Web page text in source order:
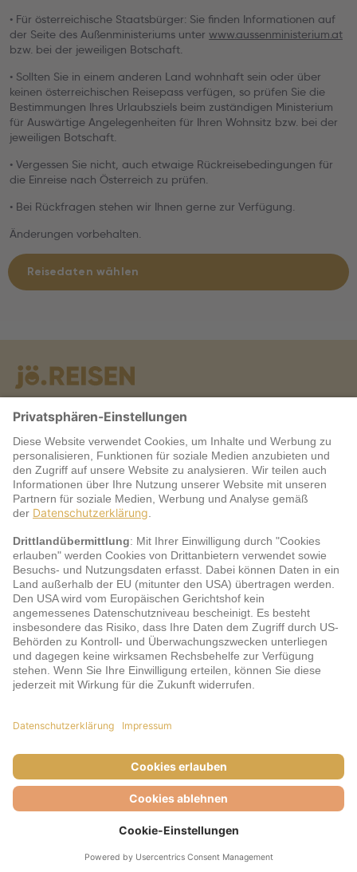
• Für österreichische Staatsbürger: Sie finden Informationen auf
der Seite des Außenministeriums unter www.aussenministerium.at
bzw. bei der jeweiligen Botschaft.
• Sollten Sie in einem anderen Land wohnhaft sein oder über
keinen österreichischen Reisepass verfügen, so prüfen Sie die
Bestimmungen Ihres Urlaubsziels beim zuständigen Ministerium
für Auswärtige Angelegenheiten für Ihren Wohnsitz bzw. bei der
jeweiligen Botschaft.
• Vergessen Sie nicht, auch etwaige Rückreisebedingungen für
die Einreise nach Österreich zu prüfen.
• Bei Rückfragen stehen wir Ihnen gerne zur Verfügung.
Änderungen vorbehalten.
Reisedaten wählen
Warum jö?
Service
jö Bonus Club Partner
Zahlungsarten & Sicherheit
AGB
Datenschutz